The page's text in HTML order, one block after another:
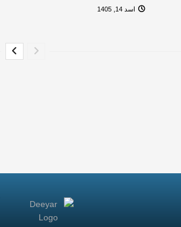
اسد 14, 1405